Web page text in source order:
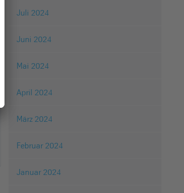
Juli 2024
Juni 2024
Mai 2024
April 2024
März 2024
Februar 2024
Januar 2024